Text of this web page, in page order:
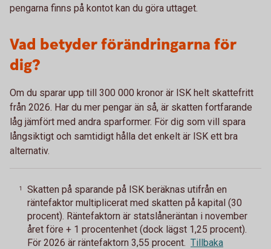
pengarna finns på kontot kan du göra uttaget.
Vad betyder förändringarna för
dig?
Om du sparar upp till 300 000 kronor är ISK helt skattefritt
från 2026. Har du mer pengar än så, är skatten fortfarande
låg jämfört med andra sparformer. För dig som vill spara
långsiktigt och samtidigt hålla det enkelt är ISK ett bra
alternativ.
1
Skatten på sparande på ISK beräknas utifrån en
räntefaktor multiplicerat med skatten på kapital (30
procent). Räntefaktorn är statslåneräntan i november
året före + 1 procentenhet (dock lägst 1,25 procent).
För 2026 är räntefaktorn 3,55 procent. Tillbaka